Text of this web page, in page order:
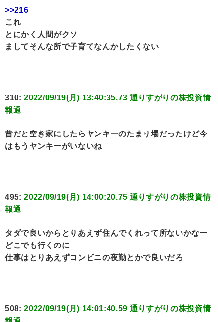
>>216
これ
とにかく人間がクソ
ましてそんな所で子育てなんかしたくない
310:2022/09/19(月) 13:40:35.73 通りすがりの株投資情
報通
昔だと空き家にしたらヤンキーのたまり場だったけど今
はもうヤンキーがいないね
495:2022/09/19(月) 14:00:20.75 通りすがりの株投資情
報通
タダで良いからとりあえず住んでくれって所ないかなー
どこでも行くのに
仕事はとりあえずコンビニの夜勤とかで良いだろ
508:2022/09/19(月) 14:01:40.59 通りすがりの株投資情